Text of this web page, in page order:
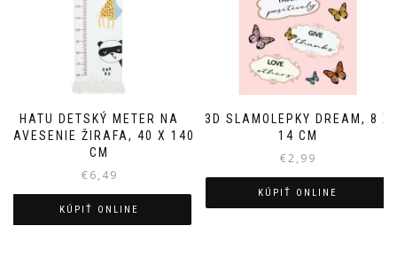
HATU DETSKÝ METER NA
ZAVESENIE ŽIRAFA, 40 X 140
CM
€6,49
KÚPIŤ ONLINE
3D SLAMOLEPKY DREAM, 8 X
14 CM
€2,99
KÚPIŤ ONLINE